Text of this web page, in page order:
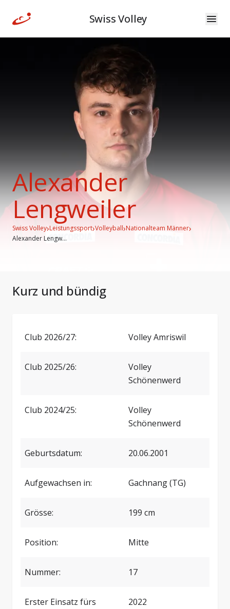
Swiss Volley
Alexander
Lengweiler
Swiss Volley›Leistungssport›Volleyball›Nationalteam Männer›
Alexander Lengw...
Kurz und bündig
Club 2026/27: Volley Amriswil
Club 2025/26:
Volley
Schönenwerd
Club 2024/25:
Volley
Schönenwerd
Geburtsdatum: 20.06.2001
Aufgewachsen in: Gachnang (TG)
Grösse: 199 cm
Position: Mitte
Nummer: 17
Erster Einsatz fürs
2022